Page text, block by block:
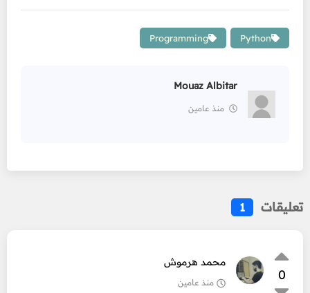
Python
Programming
Mouaz Albitar
منذ عامين
تعليقات 1
0
محمد هرموش
منذ عامين